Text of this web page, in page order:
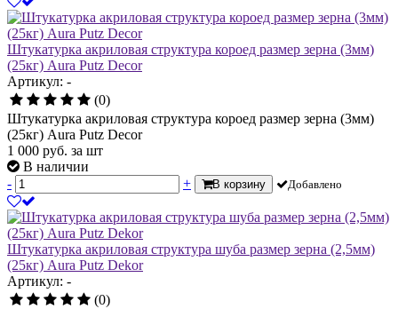
Штукатурка акриловая структура короед размер зерна (3мм)
(25кг) Aura Putz Decor
Артикул: -
(0)
Штукатурка акриловая структура короед размер зерна (3мм)
(25кг) Aura Putz Decor
1 000 руб. за шт
В наличии
-
+ В корзину Добавлено
Штукатурка акриловая структура шуба размер зерна (2,5мм)
(25кг) Aura Putz Dekor
Артикул: -
(0)